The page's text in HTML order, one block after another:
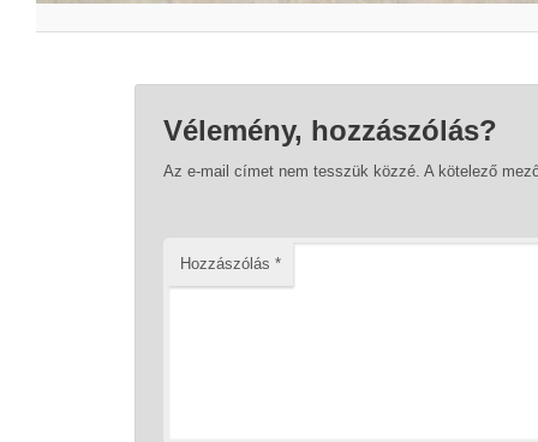
Vélemény, hozzászólás?
Az e-mail címet nem tesszük közzé. A kötelező
Hozzászólás *